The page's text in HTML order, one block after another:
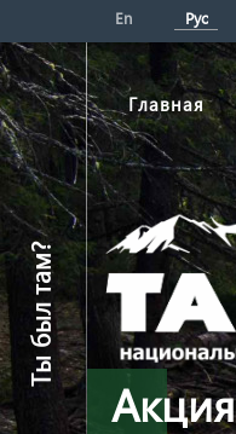
En Рус
Главная
Ты был там?